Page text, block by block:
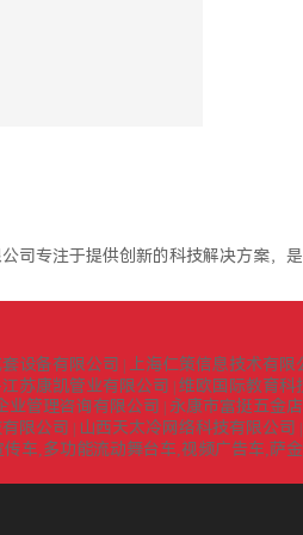
司专注于提供创新的科技解决方案，
设备有限公司 上海仁策信息技术有限
苏康凯管业有限公司
维欧国际教育科
业管理咨询有限公司
永康市富挺五金店
限公司
山西天太冷网络科技有限公司
传车,多功能流动舞台车,视频广告车,萨